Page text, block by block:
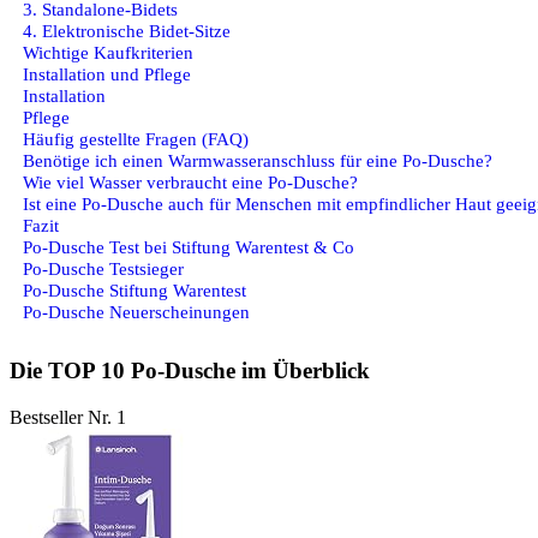
3. Standalone-Bidets
4. Elektronische Bidet-Sitze
Wichtige Kaufkriterien
Installation und Pflege
Installation
Pflege
Häufig gestellte Fragen (FAQ)
Benötige ich einen Warmwasseranschluss für eine Po-Dusche?
Wie viel Wasser verbraucht eine Po-Dusche?
Ist eine Po-Dusche auch für Menschen mit empfindlicher Haut
Fazit
Po-Dusche Test bei Stiftung Warentest & Co
Po-Dusche Testsieger
Po-Dusche Stiftung Warentest
Po-Dusche Neuerscheinungen
Die TOP 10 Po-Dusche im Überblick
Bestseller Nr. 1